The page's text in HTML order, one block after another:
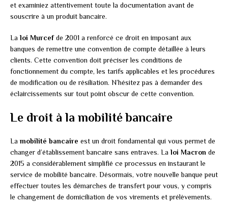
et examiniez attentivement toute la documentation avant de
souscrire à un produit bancaire.
La loi Murcefde 2001 a renforcé ce droit en imposant aux
banques de remettre une convention de compte détaillée à leurs
clients. Cette convention doit préciser les conditions de
fonctionnement du compte, les tarifs applicables et les procédures
de modification ou de résiliation. N’hésitez pas à demander des
éclaircissements sur tout point obscur de cette convention.
Le droit à la mobilité bancaire
La mobilité bancaire est un droit fondamental qui vous permet de
changer d’établissement bancaire sans entraves. La loi Macron de
2015 a considérablement simplifié ce processus en instaurant le
service de mobilité bancaire. Désormais, votre nouvelle banque peut
effectuer toutes les démarches de transfert pour vous, y compris
le changement de domiciliation de vos virements et prélèvements.